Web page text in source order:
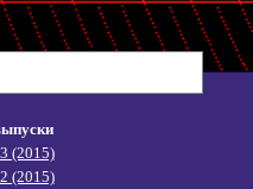
(2015)
(2015)